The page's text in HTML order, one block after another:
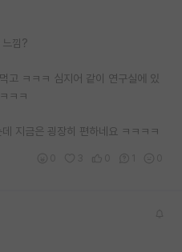
낌?
고 ㅋㅋㅋ 심지어 같이 연구실에 있
ㅋㅋ
지금은 굉장히 편하네요 ㅋㅋㅋㅋ